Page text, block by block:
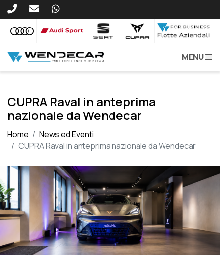
MENU
CUPRA Raval in anteprima
nazionale da Wendecar
Home
News ed Eventi
CUPRA Raval in anteprima nazionale da Wendecar